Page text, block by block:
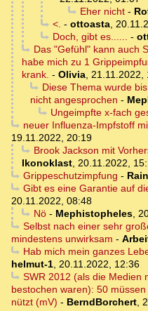
Eher nicht-
<. - ottoasta,
Doch, gibt es...... -
Das "Gefühl" kann auch
habe mich zu 1
krank. - Olivia, 21.11.2022,
Diese Thema wurde
nicht angesprochen -
Ungeimpfte x-fach
neuer Influenza-Impfstoff
19.11.2022, 20:19
Brook Jackson mit
Ikonoklast, 20.11.2022,
Grippeschutzimpfung -
Gibt es eine Garantie auf
20.11.2022, 08:48
Nö- Mephistopheles,
Selbst nach einer sehr
mindestens unwirksam -
Hab mich mein ganzes
helmut-1, 20.11.2022, 12:36
SWR 2012 (als die Medien
bestochen waren): 50
nützt (mV) - BerndBorchert,